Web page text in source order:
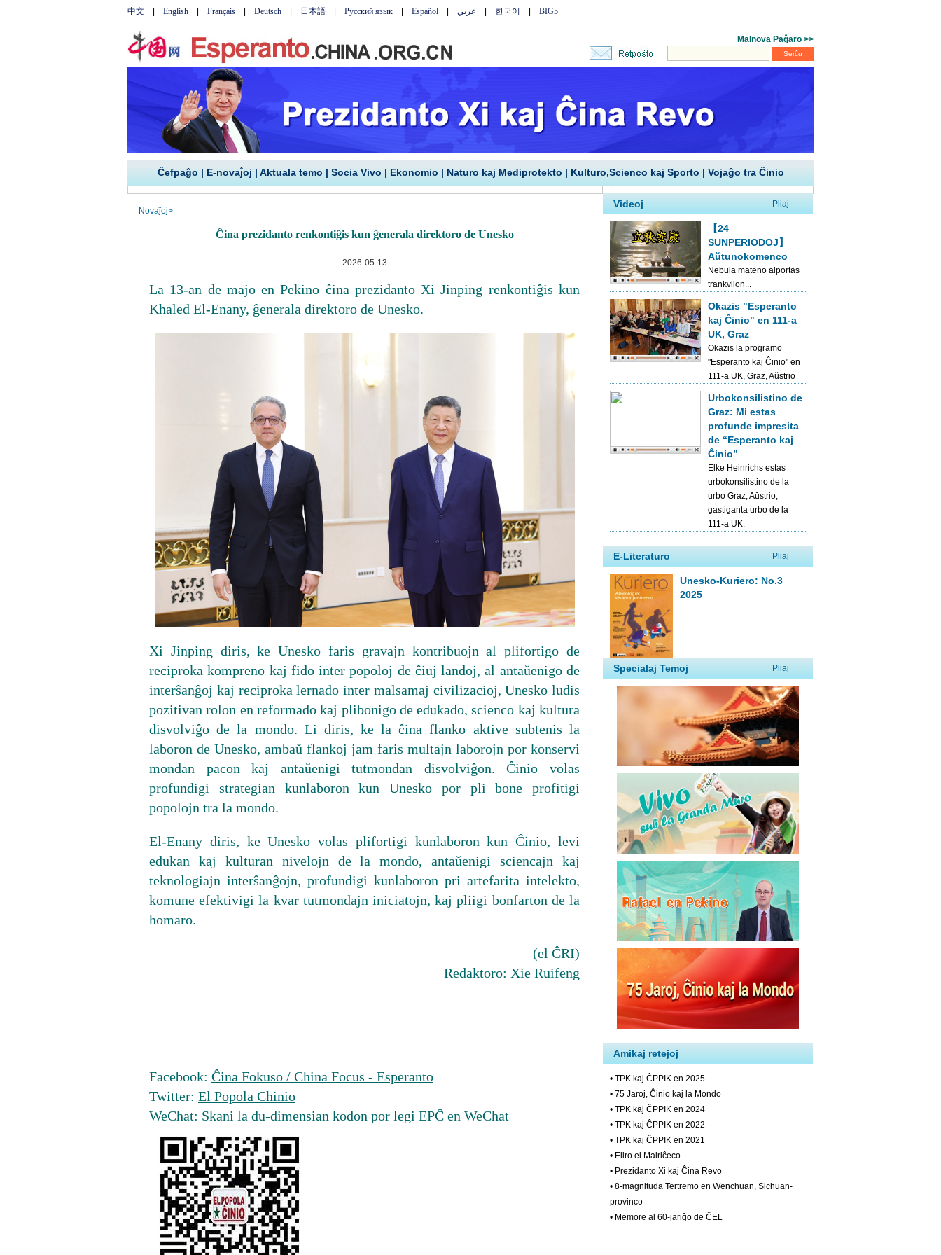
Ĉefpaĝo | E-novaĵoj | Aktuala temo | Socia Vivo | Ekonomio | Naturo kaj Mediprotekto | Kulturo,Scienco kaj Sporto | Vojaĝo tra Ĉinio
Novaĵoj>
Ĉina prezidanto renkontiĝis kun ĝenerala direktoro de Unesko
2026-05-13
La 13-an de majo en Pekino ĉina prezidanto Xi Jinping renkontiĝis kun
Khaled El-Enany, ĝenerala direktoro de Unesko.
Xi Jinping diris, ke Unesko faris gravajn kontribuojn al plifortigo de
reciproka kompreno kaj fido inter popoloj de ĉiuj landoj, al antaŭenigo de
interŝanĝoj kaj reciproka lernado inter malsamaj civilizacioj, Unesko ludis
pozitivan rolon en reformado kaj plibonigo de edukado, scienco kaj kultura
disvolviĝo de la mondo. Li diris, ke la ĉina flanko aktive subtenis la
laboron de Unesko, ambaŭ flankoj jam faris multajn laborojn por konservi
mondan pacon kaj antaŭenigi tutmondan disvolviĝon. Ĉinio volas
profundigi strategian kunlaboron kun Unesko por pli bone profitigi
popolojn tra la mondo.
El-Enany diris, ke Unesko volas plifortigi kunlaboron kun Ĉinio, levi
edukan kaj kulturan nivelojn de la mondo, antaŭenigi sciencajn kaj
teknologiajn interŝanĝojn, profundigi kunlaboron pri artefarita intelekto,
komune efektivigi la kvar tutmondajn iniciatojn, kaj pliigi bonfarton de la
homaro.
(el ĈRI)
Redaktoro: Xie Ruifeng
Facebook: Ĉina Fokuso / China Focus - Esperanto
Twitter: El Popola Chinio
WeChat: Skani la du-dimensian kodon por legi EPĈ en WeChat